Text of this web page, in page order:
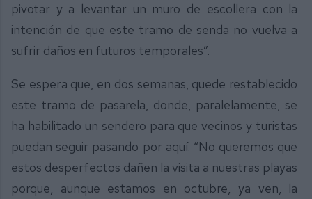
pivotar y a levantar un muro de escollera con la
intención de que este tramo de senda no vuelva a
sufrir daños en futuros temporales”.
Se espera que, en dos semanas, quede restablecido
este tramo de pasarela, donde, paralelamente, se
ha habilitado un sendero para que vecinos y turistas
puedan seguir pasando por aquí. “No queremos que
estos desperfectos dañen la visita a nuestras playas
porque, aunque estamos en octubre, ya ven, la